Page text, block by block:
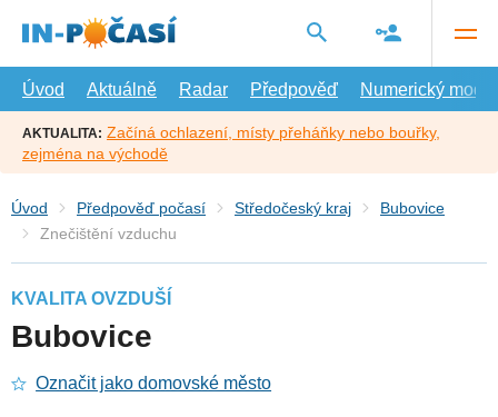
hlavní
Úvod
Aktuálně Radar Předpověď Numerický model
AKTUALITA: Začíná ochlazení, místy přeháňky nebo bouřky,
zejména na východě
Úvod Předpověď počasí Středočeský kraj
Bubovice
Znečištění vzduchu
KVALITA OVZDUŠÍ
Bubovice
Označit jako domovské město